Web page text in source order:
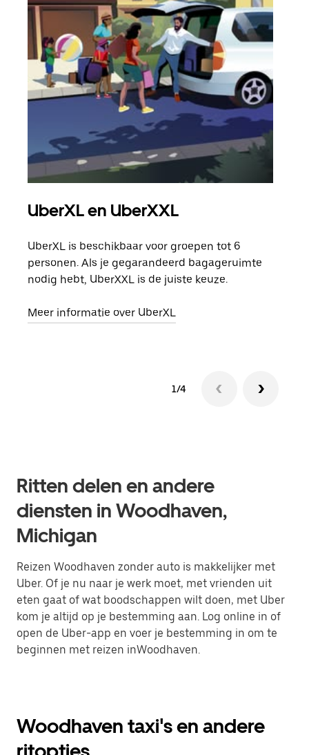
UberXL en UberXXL
UberXL is beschikbaar voor groepen tot 6
personen. Als je gegarandeerd bagageruimte
nodig hebt, UberXXL is de juiste keuze.
Meer informatie over UberXL
1/4
Ritten delen en andere
diensten in Woodhaven,
Michigan
Reizen Woodhaven zonder auto is makkelijker met
Uber. Of je nu naar je werk moet, met vrienden uit
eten gaat of wat boodschappen wilt doen, met Uber
kom je altijd op je bestemming aan. Log online in of
open de Uber-app en voer je bestemming in om te
beginnen met reizen inWoodhaven.
Woodhaven taxi's en andere